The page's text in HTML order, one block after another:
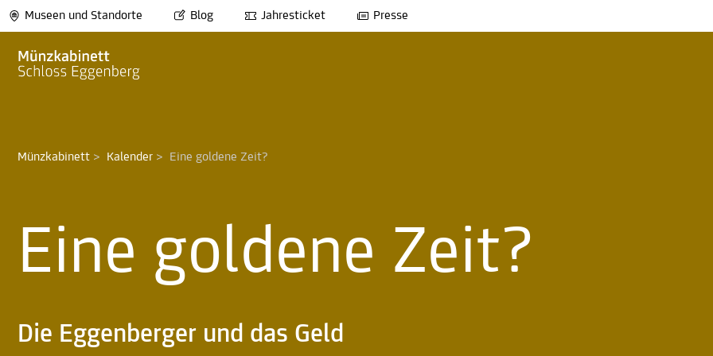
Museen und Standorte Blog Jahresticket Presse
Münzkabinett > Kalender > Eine goldene Zeit?
Eine goldene Zeit?
Die Eggenberger und das Geld